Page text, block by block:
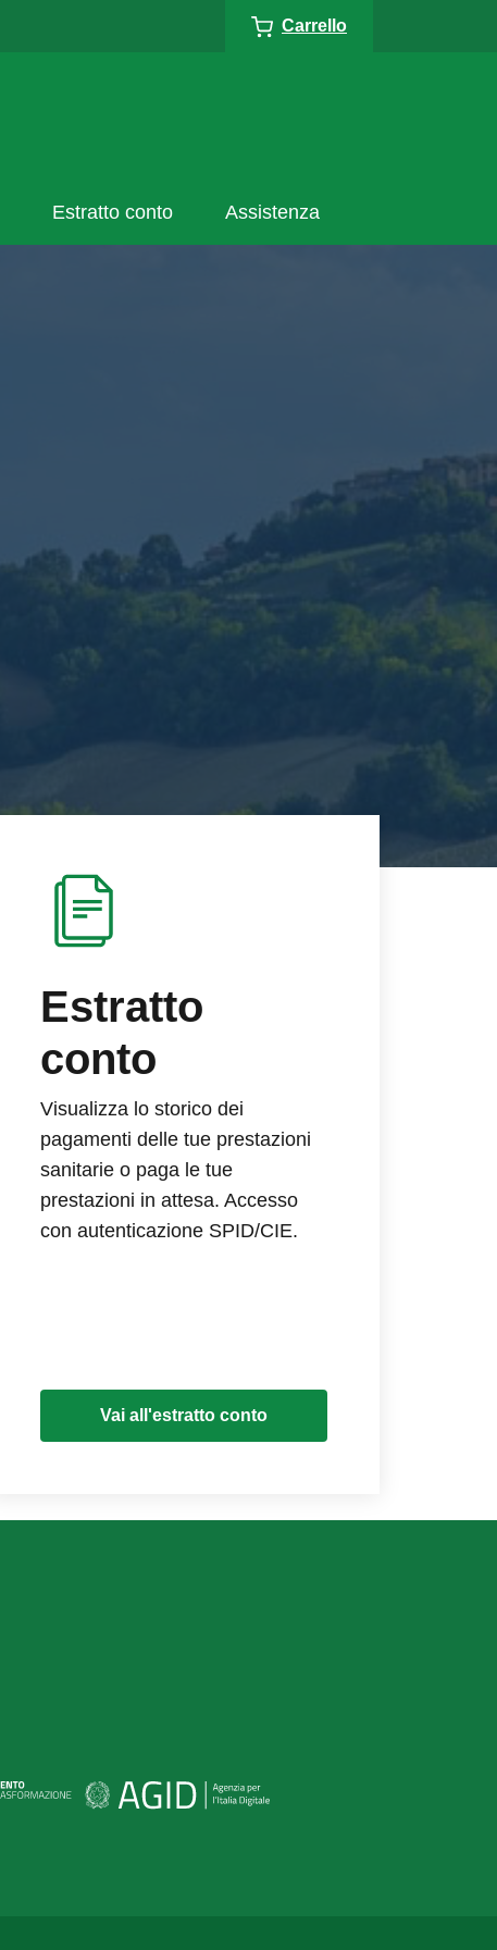
Carrello
Estratto conto Assistenza
Estratto
conto
Visualizza lo storico dei
pagamenti delle tue prestazioni
sanitarie o paga le tue
prestazioni in attesa. Accesso
con autenticazione SPID/CIE.
Vai all'estratto conto